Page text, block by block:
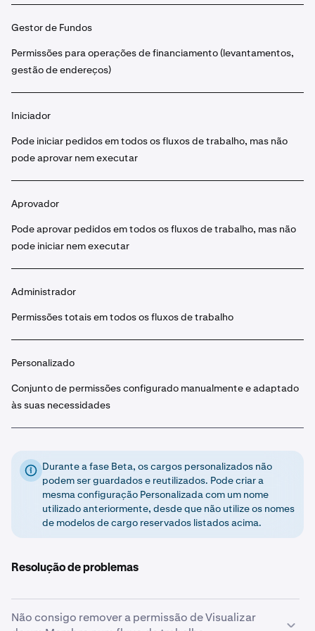
Gestor de Fundos
Permissões para operações de financiamento (levantamentos,
gestão de endereços)
Iniciador
Pode iniciar pedidos em todos os fluxos de trabalho, mas não
pode aprovar nem executar
Aprovador
Pode aprovar pedidos em todos os fluxos de trabalho, mas não
pode iniciar nem executar
Administrador
Permissões totais em todos os fluxos de trabalho
Personalizado
Conjunto de permissões configurado manualmente e adaptado
às suas necessidades
Durante a fase Beta, os cargos personalizados não
podem ser guardados e reutilizados. Pode criar a
mesma configuração Personalizada com um nome
utilizado anteriormente, desde que não utilize os nomes
de modelos de cargo reservados listados acima.
Resolução de problemas
Não consigo remover a permissão de Visualizar